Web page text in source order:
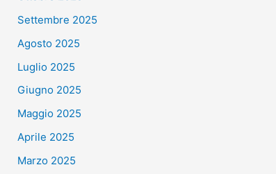
Settembre 2025
Agosto 2025
Luglio 2025
Giugno 2025
Maggio 2025
Aprile 2025
Marzo 2025